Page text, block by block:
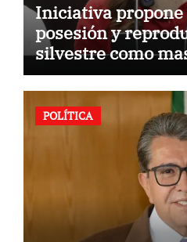
Iniciativa
posesión y
silvestre como
comercialización
POLÍTICA